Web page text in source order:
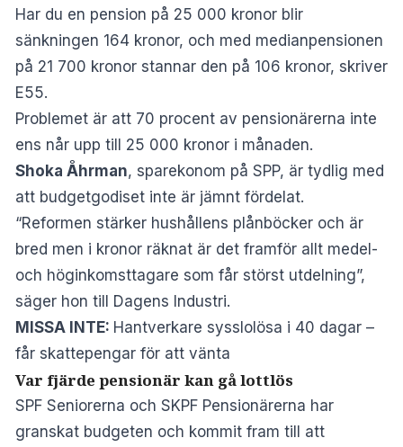
Har du en pension på 25 000 kronor blir
sänkningen 164 kronor, och med medianpensionen
på 21 700 kronor stannar den på 106 kronor, skriver
E55.
Problemet är att 70 procent av pensionärerna inte
ens når upp till 25 000 kronor i månaden.
Shoka Åhrman, sparekonom på SPP, är tydlig med
att budgetgodiset inte är jämnt fördelat.
“Reformen stärker hushållens plånböcker och är
bred men i kronor räknat är det framför allt medel-
och höginkomsttagare som får störst utdelning”,
säger hon till Dagens Industri.
MISSA INTE: Hantverkare sysslolösa i 40 dagar –
får skattepengar för att vänta
Var fjärde pensionär kan gå lottlös
SPF Seniorerna och SKPF Pensionärerna har
granskat budgeten och kommit fram till att